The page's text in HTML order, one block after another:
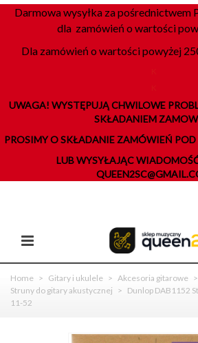
Darmowa wysyłka za pośrednictwem
dla zamówień o wartości
Dla zamówień o wartości powyżej
UWAGA! WYSTĘPUJĄ CHWILOWE
SKŁADANIEM
PROSIMY O SKŁADANIE ZAMÓWIEŃ POD
LUB WYSYŁAJĄC
Home > Gitary i ukulele > Akcesoria gitarowe >
Struny do gitary akustycznej > Dunlop DAB1152
11-52